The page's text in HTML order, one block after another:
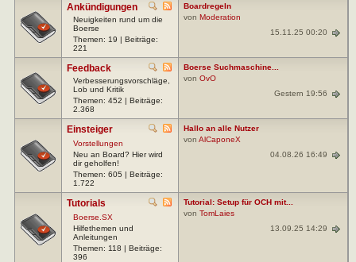
Ankündigungen
Neuigkeiten rund um die
Boerse
Themen: 19 | Beiträge:
221
Boardregeln
von Moderation
15.11.25 00:20
Feedback
Verbesserungsvorschläge,
Lob und Kritik
Themen: 452 | Beiträge:
2.368
Boerse Suchmaschine...
von OvO
Gestern 19:56
Einsteiger
Vorstellungen
Neu an Board? Hier wird
dir geholfen!
Themen: 605 | Beiträge:
1.722
Hallo an alle Nutzer
von AlCaponeX
04.08.26 16:49
Tutorials
Boerse.SX
Hilfethemen und
Anleitungen
Themen: 118 | Beiträge:
396
Tutorial: Setup für OCH mit...
von TomLaies
13.09.25 14:29